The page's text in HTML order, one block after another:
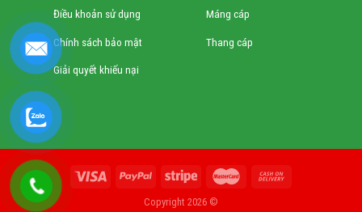
Điều khoản sử dụng
Chính sách bảo mật
Giải quyết khiếu nại
Máng cáp
Thang cáp
Copyright 2026 ©